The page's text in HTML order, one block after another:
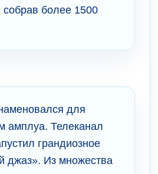
более 1500
для
амплуа. Телеканал
грандиозное
джаз». Из множества